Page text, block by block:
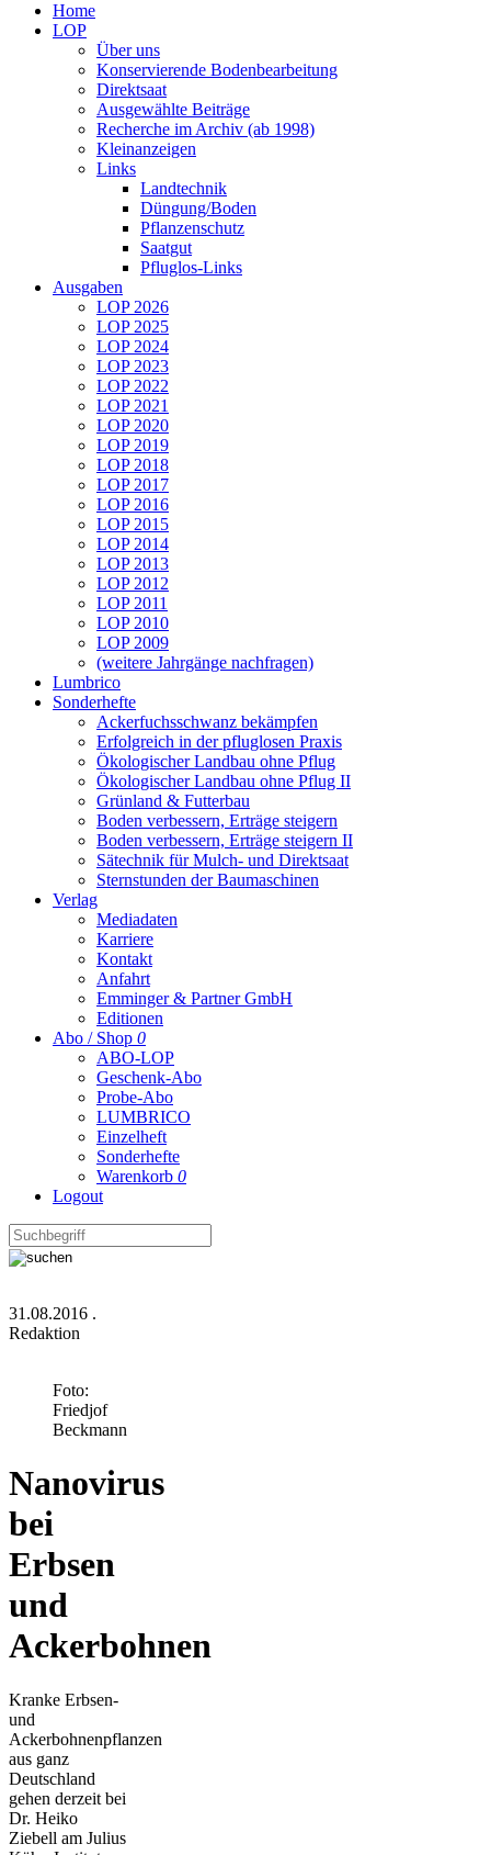
Home
LOP
Über uns
Konservierende Bodenbearbeitung
Direktsaat
Ausgewählte Beiträge
Recherche im Archiv (ab 1998)
Kleinanzeigen
Links
Landtechnik
Düngung/Boden
Pflanzenschutz
Saatgut
Pfluglos-Links
Ausgaben
LOP 2026
LOP 2025
LOP 2024
LOP 2023
LOP 2022
LOP 2021
LOP 2020
LOP 2019
LOP 2018
LOP 2017
LOP 2016
LOP 2015
LOP 2014
LOP 2013
LOP 2012
LOP 2011
LOP 2010
LOP 2009
(weitere Jahrgänge nachfragen)
Lumbrico
Sonderhefte
Ackerfuchsschwanz bekämpfen
Erfolgreich in der pfluglosen Praxis
Ökologischer Landbau ohne Pflug
Ökologischer Landbau ohne Pflug II
Grünland & Futterbau
Boden verbessern, Erträge steigern
Boden verbessern, Erträge steigern II
Sätechnik für Mulch- und Direktsaat
Sternstunden der Baumaschinen
Verlag
Mediadaten
Karriere
Kontakt
Anfahrt
Emminger & Partner GmbH
Editionen
Abo / Shop 0
ABO-LOP
Geschenk-Abo
Probe-Abo
LUMBRICO
Einzelheft
Sonderhefte
Warenkorb 0
Logout
31.08.2016 .
Redaktion
Foto:
Friedjof
Beckmann
Nanovirus
bei
Erbsen
und
Ackerbohnen
Kranke Erbsen-
und
Ackerbohnenpflanzen
aus ganz
Deutschland
gehen derzeit bei
Dr. Heiko
Ziebell am Julius